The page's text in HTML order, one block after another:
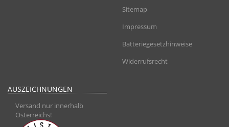
Sitemap
Impressum
Batteriegesetzhinweise
Widerrufsrecht
AUSZEICHNUNGEN
Versand nur innerhalb
Österreichs!